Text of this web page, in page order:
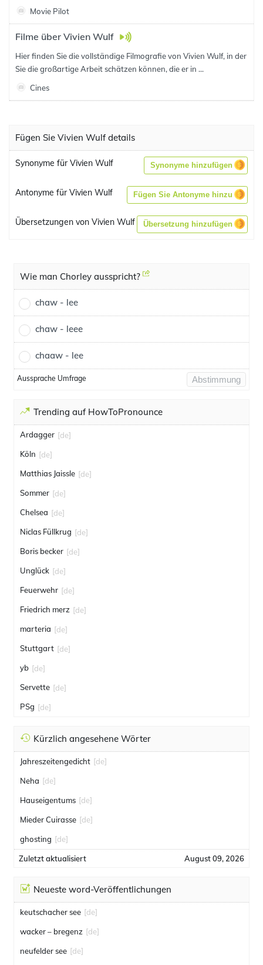
Movie Pilot
Filme über Vivien Wulf
Hier finden Sie die vollständige Filmografie von Vivien Wulf, in der
Sie die großartige Arbeit schätzen können, die er in ...
Cines
Fügen Sie Vivien Wulf details
Synonyme für Vivien Wulf Synonyme hinzufügen
Antonyme für Vivien Wulf Fügen Sie Antonyme hinzu
Übersetzungen von Vivien Wulf Übersetzung hinzufügen
Wie man Chorley ausspricht?
chaw - lee
chaw - leee
chaaw - lee
Aussprache Umfrage Abstimmung
Trending auf HowToPronounce
Ardagger [de]
Köln [de]
Matthias Jaissle [de]
Sommer [de]
Chelsea [de]
Niclas Füllkrug [de]
Boris becker [de]
Unglück [de]
Feuerwehr [de]
Friedrich merz [de]
marteria [de]
Stuttgart [de]
yb [de]
Servette [de]
PSg [de]
Kürzlich angesehene Wörter
Jahreszeitengedicht [de]
Neha [de]
Hauseigentums [de]
Mieder Cuirasse [de]
ghosting [de]
Zuletzt aktualisiert August 09, 2026
Neueste word-Veröffentlichungen
keutschacher see [de]
wacker – bregenz [de]
neufelder see [de]